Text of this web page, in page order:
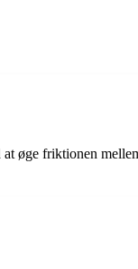
øge friktionen